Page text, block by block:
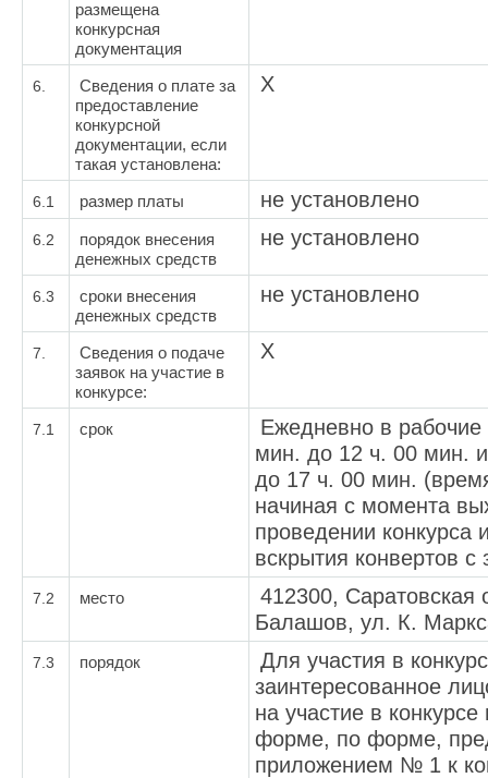
размещена
конкурсная
документация
6.
Сведения о плате за
предоставление
конкурсной
документации, если
такая установлена:
Х
6.1 размер платы не установлено
6.2
порядок внесения
денежных средств
не установлено
6.3
сроки внесения
денежных средств
не установлено
7.
Сведения о подаче
заявок на участие в
конкурсе:
Х
7.1 срок
Ежедневно в
мин. до 12 ч. 00 мин.
до 17 ч. 00 мин.
начиная с момента
проведении конкурса
вскрытия конвертов с
7.2 место
412300, Саратовская
Балашов, ул. К.
7.3 порядок
Для участия в
заинтересованное
на участие в
форме, по форме,
приложением № 1 к